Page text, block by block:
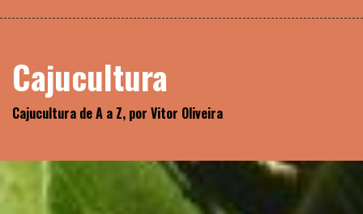
to
Cajucultura
Cajucultura de A a Z, por Vitor Oliveira